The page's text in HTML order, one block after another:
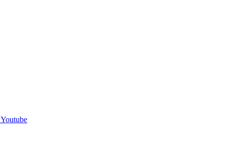
Youtube